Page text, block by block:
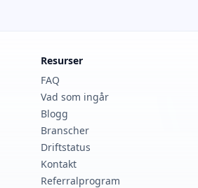
Resurser
FAQ
Vad som ingår
Blogg
Branscher
Driftstatus
Kontakt
Referralprogram